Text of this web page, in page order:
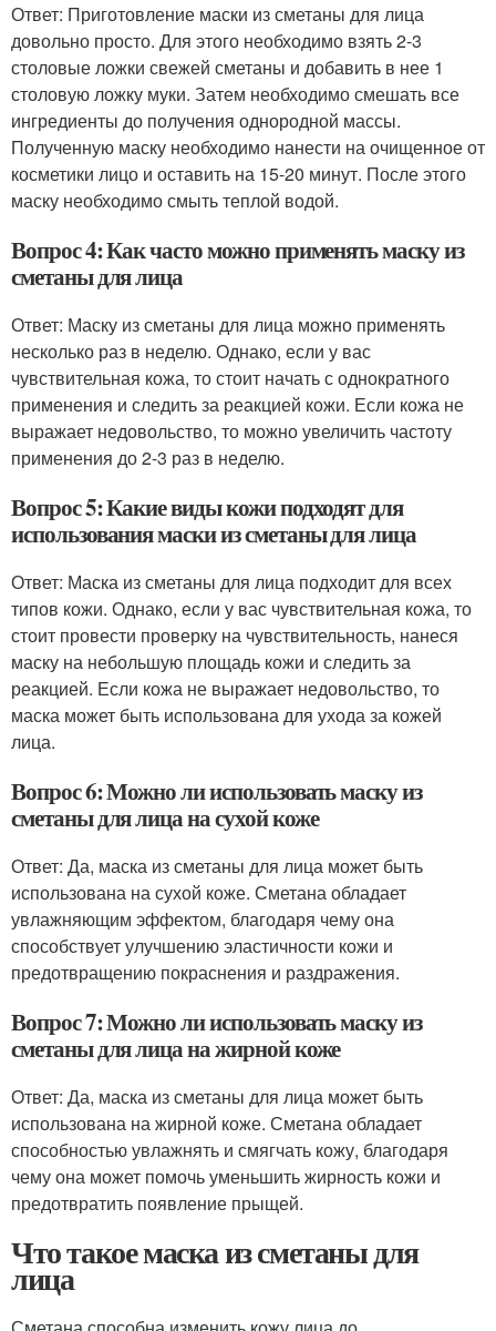
Ответ: Приготовление маски из сметаны для лица
довольно просто. Для этого необходимо взять 2-3
столовые ложки свежей сметаны и добавить в нее 1
столовую ложку муки. Затем необходимо смешать все
ингредиенты до получения однородной массы.
Полученную маску необходимо нанести на очищенное от
косметики лицо и оставить на 15-20 минут. После этого
маску необходимо смыть теплой водой.
Вопрос 4: Как часто можно применять маску из
сметаны для лица
Ответ: Маску из сметаны для лица можно применять
несколько раз в неделю. Однако, если у вас
чувствительная кожа, то стоит начать с однократного
применения и следить за реакцией кожи. Если кожа не
выражает недовольство, то можно увеличить частоту
применения до 2-3 раз в неделю.
Вопрос 5: Какие виды кожи подходят для
использования маски из сметаны для лица
Ответ: Маска из сметаны для лица подходит для всех
типов кожи. Однако, если у вас чувствительная кожа, то
стоит провести проверку на чувствительность, нанеся
маску на небольшую площадь кожи и следить за
реакцией. Если кожа не выражает недовольство, то
маска может быть использована для ухода за кожей
лица.
Вопрос 6: Можно ли использовать маску из
сметаны для лица на сухой коже
Ответ: Да, маска из сметаны для лица может быть
использована на сухой коже. Сметана обладает
увлажняющим эффектом, благодаря чему она
способствует улучшению эластичности кожи и
предотвращению покраснения и раздражения.
Вопрос 7: Можно ли использовать маску из
сметаны для лица на жирной коже
Ответ: Да, маска из сметаны для лица может быть
использована на жирной коже. Сметана обладает
способностью увлажнять и смягчать кожу, благодаря
чему она может помочь уменьшить жирность кожи и
предотвратить появление прыщей.
Что такое маска из сметаны для
лица